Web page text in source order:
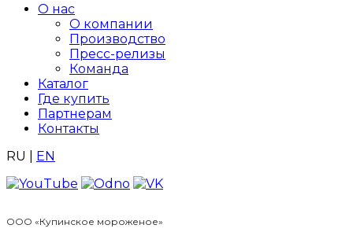
О нас
О компании
Производство
Пресс-релизы
Команда
Каталог
Где купить
Партнерам
Контакты
RU
EN
ООО «Купинское мороженое»